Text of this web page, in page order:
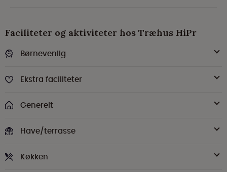
Faciliteter og aktiviteter hos Træhus HiPr
Børnevenlig
Ekstra faciliteter
Generelt
Have/terrasse
Køkken